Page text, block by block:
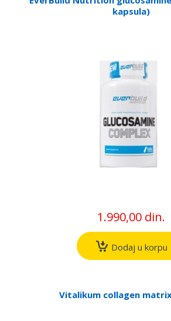
kapsula)
1.990,00 din.
Dodaj u korpu
Vitalikum collagen